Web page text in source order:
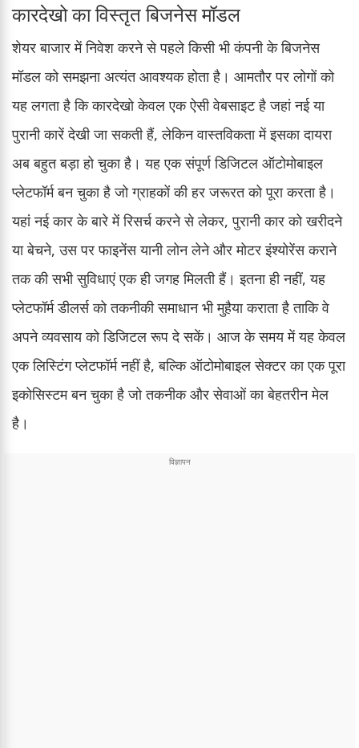
कारदेखो का विस्तृत बिजनेस मॉडल
शेयर बाजार में निवेश करने से पहले किसी भी कंपनी के बिजनेस
मॉडल को समझना अत्यंत आवश्यक होता है। आमतौर पर लोगों को
यह लगता है कि कारदेखो केवल एक ऐसी वेबसाइट है जहां नई या
पुरानी कारें देखी जा सकती हैं, लेकिन वास्तविकता में इसका दायरा
अब बहुत बड़ा हो चुका है। यह एक संपूर्ण डिजिटल ऑटोमोबाइल
प्लेटफॉर्म बन चुका है जो ग्राहकों की हर जरूरत को पूरा करता है।
यहां नई कार के बारे में रिसर्च करने से लेकर, पुरानी कार को खरीदने
या बेचने, उस पर फाइनेंस यानी लोन लेने और मोटर इंश्योरेंस कराने
तक की सभी सुविधाएं एक ही जगह मिलती हैं। इतना ही नहीं, यह
प्लेटफॉर्म डीलर्स को तकनीकी समाधान भी मुहैया कराता है ताकि वे
अपने व्यवसाय को डिजिटल रूप दे सकें। आज के समय में यह केवल
एक लिस्टिंग प्लेटफॉर्म नहीं है, बल्कि ऑटोमोबाइल सेक्टर का एक पूरा
इकोसिस्टम बन चुका है जो तकनीक और सेवाओं का बेहतरीन मेल
है।